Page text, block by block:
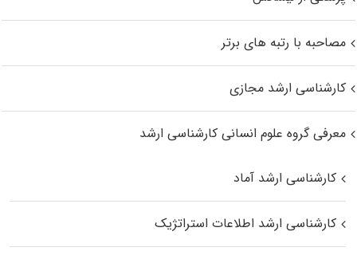
مصاحبه با رتبه های برتر
کارشناسی ارشد مجازی
معرفی گروه علوم انسانی کارشناسی ارشد
کارشناسی ارشد آماد
کارشناسی ارشد اطلاعات استراتژیک